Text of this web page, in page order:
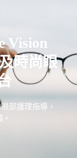
Vision
時尚眼
部護理指導，